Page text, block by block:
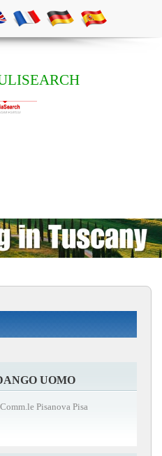
UOMO
Pisanova Pisa